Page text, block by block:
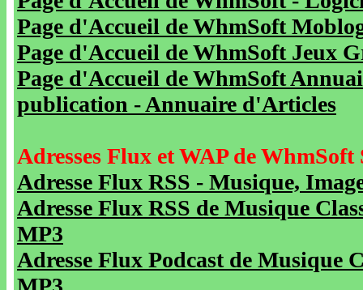
Page d'Accueil de WhmSoft
Page d'Accueil de WhmSoft Jeux
Page d'Accueil de WhmSoft
publication - Annuaire d'Articles
Adresses Flux et WAP de WhmSoft
Adresse Flux RSS - Musique,
Adresse Flux RSS de Musique
MP3
Adresse Flux Podcast de Musique